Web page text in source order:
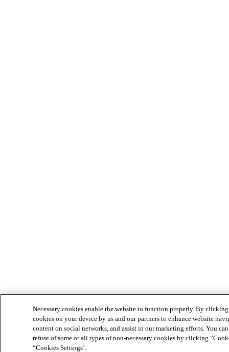
Necessary cookies enable the website to function properly. By
cookies on your device by us and our partners to enhance website
content on social networks, and assist in our marketing efforts. You
refuse of some or all types of non-necessary cookies by clicking
“Cookies Settings’.